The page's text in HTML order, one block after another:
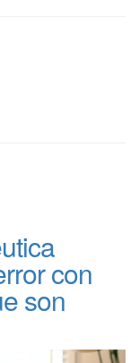
con
son